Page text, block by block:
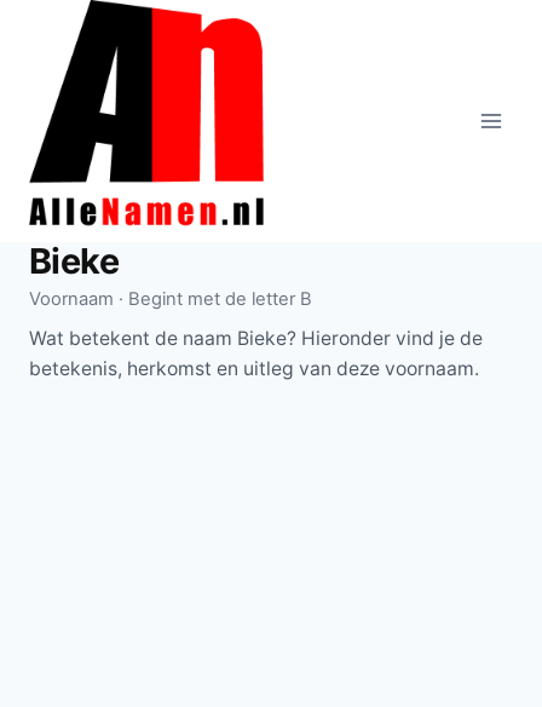
Doorgaan
inhoud
Bieke
Voornaam · Begint met de letter B
Wat betekent de naam Bieke? Hieronder vind je de
betekenis, herkomst en uitleg van deze voornaam.